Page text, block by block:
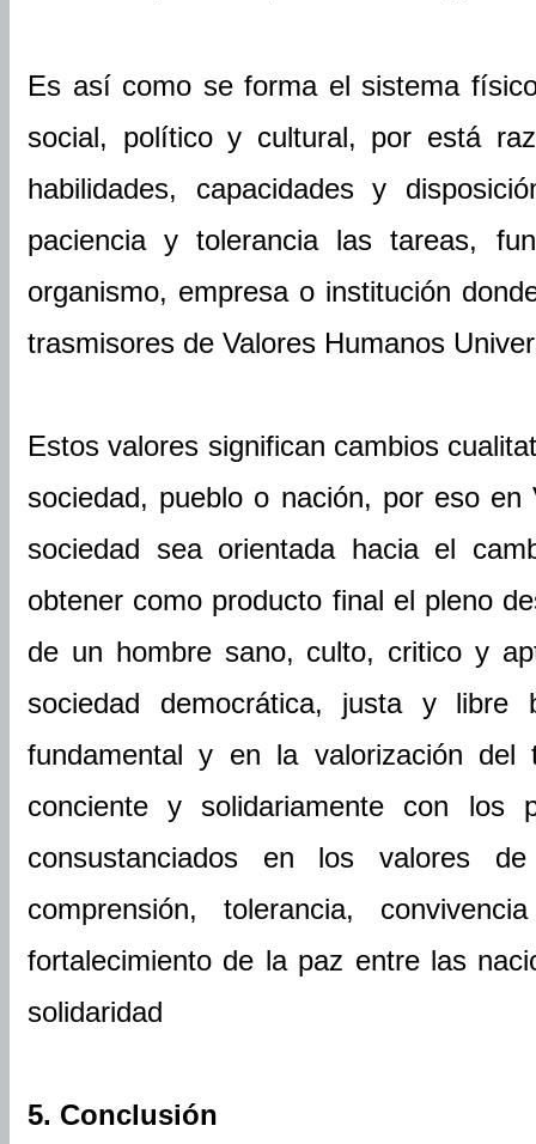
Es así como se forma el sistema
social, político y cultural, por está
habilidades, capacidades y
paciencia y tolerancia las tareas,
organismo, empresa o institución
trasmisores de Valores Humanos
Estos valores significan cambios
sociedad, pueblo o nación, por eso
sociedad sea orientada hacia el
obtener como producto final el pleno
de un hombre sano, culto, critico y
sociedad democrática, justa y
fundamental y en la valorización del
conciente y solidariamente con los
consustanciados en los valores
comprensión, tolerancia,
fortalecimiento de la paz entre las
solidaridad
5. Conclusión